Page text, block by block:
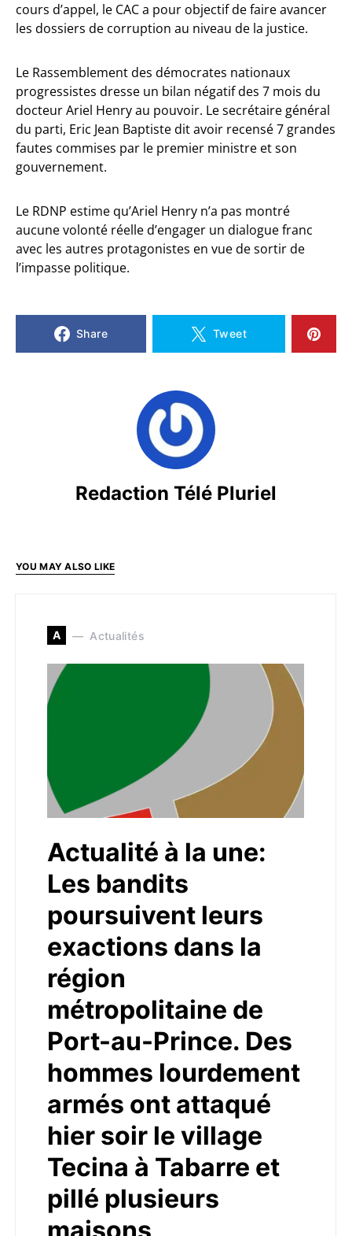
cours d’appel, le CAC a pour objectif de faire avancer
les dossiers de corruption au niveau de la justice.
Le Rassemblement des démocrates nationaux
progressistes dresse un bilan négatif des 7 mois du
docteur Ariel Henry au pouvoir. Le secrétaire général
du parti, Eric Jean Baptiste dit avoir recensé 7 grandes
fautes commises par le premier ministre et son
gouvernement.
Le RDNP estime qu’Ariel Henry n’a pas montré
aucune volonté réelle d’engager un dialogue franc
avec les autres protagonistes en vue de sortir de
l’impasse politique.
Share Tweet
Redaction Télé Pluriel
YOU MAY ALSO LIKE
A Actualités
Actualité à la une:
Les bandits
poursuivent leurs
exactions dans la
région
métropolitaine de
Port-au-Prince. Des
hommes lourdement
armés ont attaqué
hier soir le village
Tecina à Tabarre et
pillé plusieurs